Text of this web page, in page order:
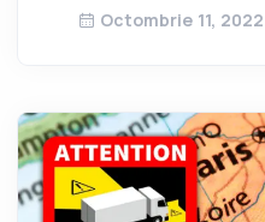
Octombrie 11, 2022